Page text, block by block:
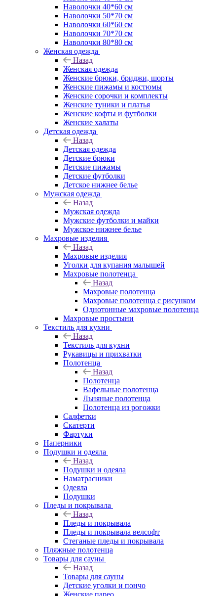
Наволочки 40*60 см
Наволочки 50*70 см
Наволочки 60*60 см
Наволочки 70*70 см
Наволочки 80*80 см
Женская одежда
Назад
Женская одежда
Женские брюки, бриджи, шорты
Женские пижамы и костюмы
Женские сорочки и комплекты
Женские туники и платья
Женские кофты и футболки
Женские халаты
Детская одежда
Назад
Детская одежда
Детские брюки
Детские пижамы
Детские футболки
Детское нижнее белье
Мужская одежда
Назад
Мужская одежда
Мужские футболки и майки
Мужское нижнее белье
Махровые изделия
Назад
Махровые изделия
Уголки для купания малышей
Махровые полотенца
Назад
Махровые полотенца
Махровые полотенца с рисунком
Однотонные махровые полотенца
Махровые простыни
Текстиль для кухни
Назад
Текстиль для кухни
Рукавицы и прихватки
Полотенца
Назад
Полотенца
Вафельные полотенца
Льняные полотенца
Полотенца из рогожки
Салфетки
Скатерти
Фартуки
Наперники
Подушки и одеяла
Назад
Подушки и одеяла
Наматрасники
Одеяла
Подушки
Пледы и покрывала
Назад
Пледы и покрывала
Пледы и покрывала велсофт
Стеганые пледы и покрывала
Пляжные полотенца
Товары для сауны
Назад
Товары для сауны
Детские уголки и пончо
Женские парео